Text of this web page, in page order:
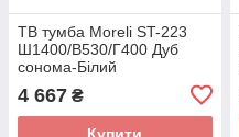
ТВ тумба Moreli ST-223
Ш1400/В530/Г400 Дуб
сонома-Білий
4 667 ₴